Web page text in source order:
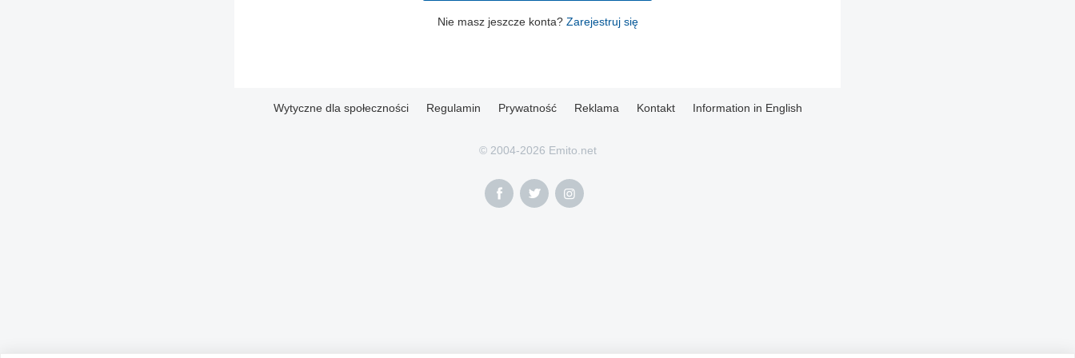
Nie masz jeszcze konta? Zarejestruj się
Wytyczne dla społeczności Regulamin Prywatność Reklama Kontakt Information in English
© 2004-2026 Emito.net